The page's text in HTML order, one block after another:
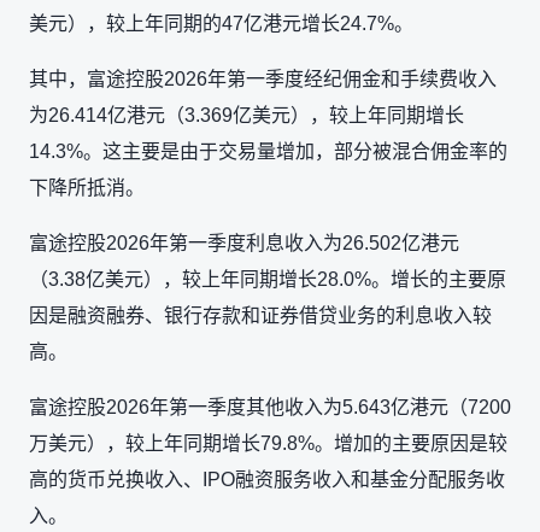
美元），较上年同期的47亿港元增长24.7%。
其中，富途控股2026年第一季度经纪佣金和手续费收入
为26.414亿港元（3.369亿美元），较上年同期增长
14.3%。这主要是由于交易量增加，部分被混合佣金率的
下降所抵消。
富途控股2026年第一季度利息收入为26.502亿港元
（3.38亿美元），较上年同期增长28.0%。增长的主要原
因是融资融券、银行存款和证券借贷业务的利息收入较
高。
富途控股2026年第一季度其他收入为5.643亿港元（7200
万美元），较上年同期增长79.8%。增加的主要原因是较
高的货币兑换收入、IPO融资服务收入和基金分配服务收
入。